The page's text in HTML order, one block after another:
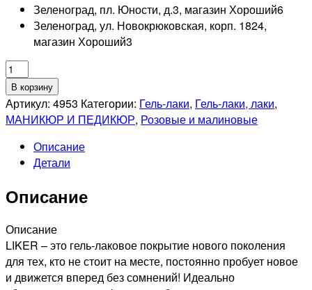
Зеленоград, пл. Юности, д.3, магазин Хороший6
Зеленоград, ул. Новокрюковская, корп. 1824,
магазин Хороший3
Количество
товара
RUNAIL
Гель-
Liker,
9мл
В корзину
Артикул: 4953 Категории: Гель-лаки, Гель-лаки, лаки,
МАНИКЮР И ПЕДИКЮР, Розовые и малиновые
Описание
Детали
Описание
Описание
LIKER – это гель-лаковое покрытие нового поколения
для тех, кто не стоит на месте, постоянно пробует новое
и движется вперед без сомнений! Идеально